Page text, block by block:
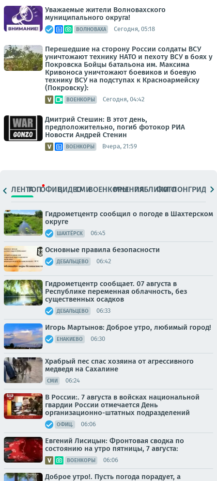
Уважаемые жители Волновахского
муниципального округа!
ВОЛНОВАХА Сегодня, 05:18
Перешедшие на сторону России солдаты ВСУ
уничтожают технику НАТО и пехоту ВСУ в боях у
Покровска Бойцы батальона им. Максима
Кривоноса уничтожают боевиков и боевую
технику ВСУ на подступах к Красноармейску
(Покровску):
ВОЕНКОРЫ Сегодня, 04:42
Дмитрий Стешин: В этот день,
предположительно, погиб фотокор РИА
Новости Андрей Стенин
ВОЕНКОРЫ Вчера, 21:59
ЛЕНТАТОПОФИЦ.ВИДЕОСМИВОЕНКОРЫМНЕНИЯПАБЛИКИ
ФОТОЛОНГРИДЫ
Гидрометцентр сообщил о погоде в Шахтерском
округе
ШАХТЁРСК 06:45
Основные правила безопасности
ДЕБАЛЬЦЕВО 06:42
Гидрометцентр сообщает. 07 августа в
Республике переменная облачность, без
существенных осадков
ДЕБАЛЬЦЕВО 06:33
Игорь Мартынов: Доброе утро, любимый город!
ЕНАКИЕВО 06:30
Храбрый пес спас хозяина от агрессивного
медведя на Сахалине
СМИ 06:24
В России:. 7 августа в войсках национальной
гвардии России отмечается День
организационно-штатных подразделений
ОФИЦ. 06:06
Евгений Лисицын: Фронтовая сводка по
состоянию на утро пятницы, 7 августа:
ВОЕНКОРЫ 06:06
Доброе утро!. Пусть погода порадует, а